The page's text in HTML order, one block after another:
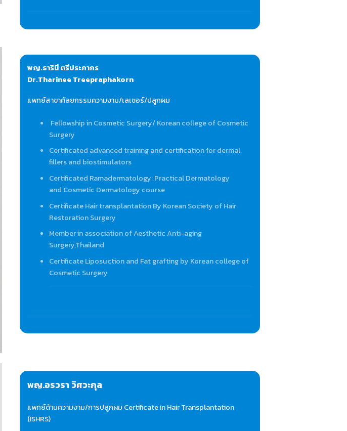
พญ.ธารินี ตรีประภากร
Dr.Tharinee Treepraphakorn
แพทย์สาขาศัลยกรรมความงาม/เลเซอร์/ปลูกผม
Fellowship in Cosmetic Surgery/ Korean college of Cosmetic
Surgery
Certificated advanced training and certification for dermal
fillers and biostimulators
Certificated Ramadermatology: Practical Dermatology
and Cosmetic Dermatology course
Certificate Hair transplantation By Korean Society of Hair
Restoration Surgery
Member in association of Aesthetic Anti-aging
Surgery,Thailand
Certificate Liposuction and Fat grafting by Korean college of
Cosmetic Surgery
พญ.อรวรา วิศวะกุล
แพทย์ด้านความงาม/การปลูกผม Certificate in Hair Transplantation
(ISHRS)